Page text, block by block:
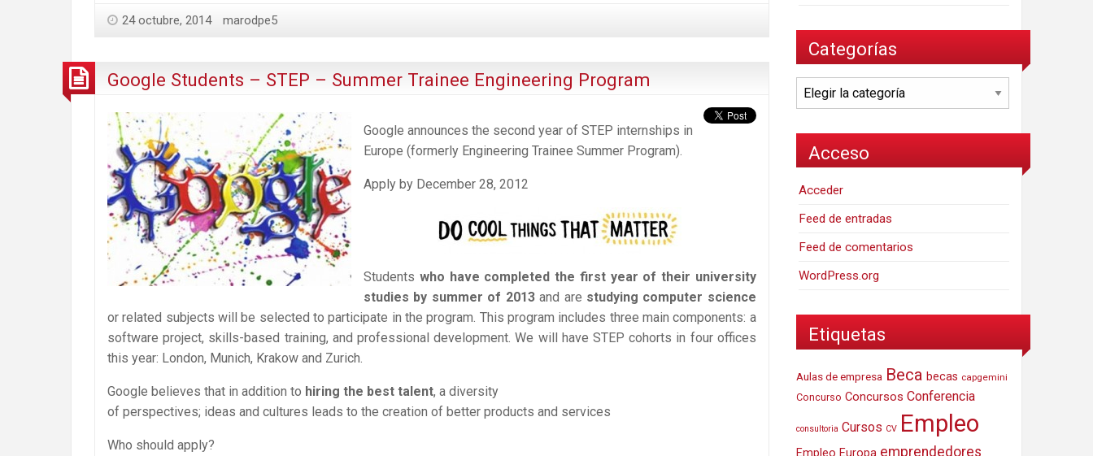
24 octubre, 2014 marodpe5
Google Students – STEP – Summer Trainee Engineering Program
Google announces the second year of STEP internships in
Europe (formerly Engineering Trainee Summer Program).
Apply by December 28, 2012
Students who have completed the first year of their university
studies by summer of 2013and are studying computer science
or related subjects will be selected to participate in the program. This program includes three main components: a
software project, skills-based training, and professional development. We will have STEP cohorts in four offices
this year: London, Munich, Krakow and Zurich.
Google believes that in addition to hiring the best talent, a diversity
of perspectives; ideas and cultures leads to the creation of better products and services
Who should apply?
Categorías
Categorías
Acceso
Acceder
Feed de entradas
Feed de comentarios
WordPress.org
Etiquetas
Aulas de empresa Beca becas capgemini
Concurso Concursos Conferencia
consultoria Cursos CV Empleo
Empleo Europa emprendedores